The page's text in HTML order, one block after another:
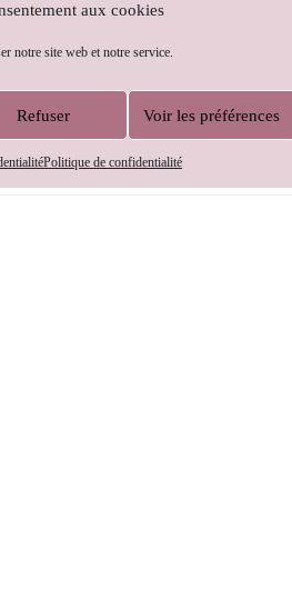
aux cookies
notre site web et notre service.
Refuser Voir les préférences
Politique de confidentialité
complémentaires